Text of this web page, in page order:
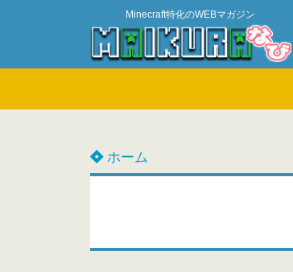
Minecraft特化のWEBマガジン
ホーム